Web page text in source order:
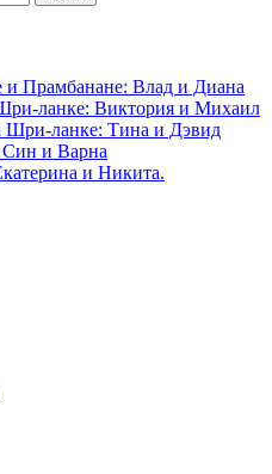
и Прамбанане: Влад и Диана
ланке: Виктория и Михаил
Шри-ланке: Тина и Дэвид
и Варна
и Никита.